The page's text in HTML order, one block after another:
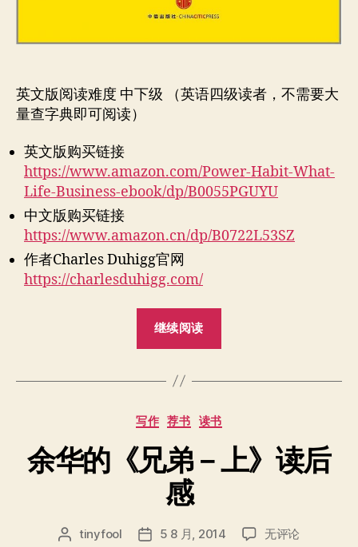
英文版阅读难度 中下级 （英语四级读者，不需要大
量查字典即可阅读）
英文版购买链接
https://www.amazon.com/Power-Habit-What-
Life-Business-ebook/dp/B0055PGUYU
中文版购买链接
https://www.amazon.cn/dp/B0722L53SZ
作者Charles Duhigg官网
https://charlesduhigg.com/
继续阅读
力
The
power
of
分
写作 荐书 读书
余华的《兄弟－上》读后
感
文 tinyfool
发 5 8 月, 2014
余
无评论